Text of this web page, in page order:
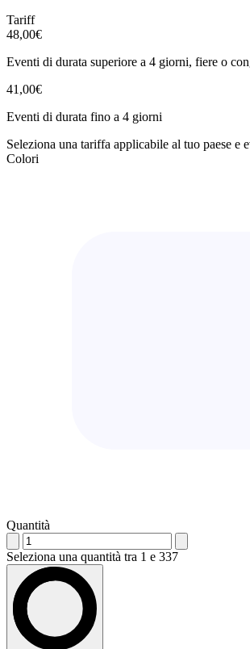
Tariff
48,00€
Eventi di durata superiore a 4 giorni, fiere o
41,00€
Eventi di durata fino a 4 giorni
Seleziona una tariffa applicabile al tuo paese e
Colori
Quantità
Seleziona una quantità tra 1 e 337